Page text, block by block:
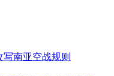
南亚空战规则